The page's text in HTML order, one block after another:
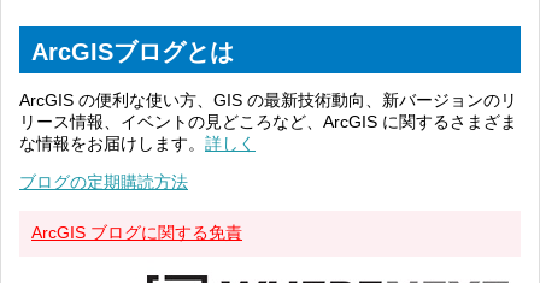
ArcGISブログとは
ArcGIS の便利な使い方、GIS の最新技術動向、新バージョンのリ
リース情報、イベントの見どころなど、ArcGIS に関するさまざま
な情報をお届けします。 詳しく
ブログの定期購読方法
ArcGIS ブログに関する免責